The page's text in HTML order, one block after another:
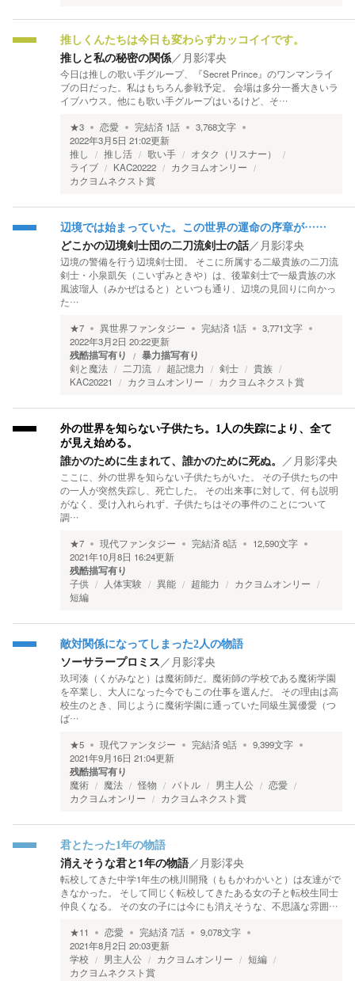
推しくんたちは今日も変わらずカッコイイです。
推しと私の秘密の関係／ 月影澪央
今日は推しの歌い手グループ、『Secret Prince』のワンマンライ
ブの日だった。私はもちろん参戦予定。 会場は多分一番大きいラ
イブハウス。他にも歌い手グループはいるけど、そ…
★3 恋愛 完結済 1話 3,768文字
2022年3月5日 21:02更新
推し
推し活 歌い手
オタク（リスナー）
ライブ
KAC20222
カクヨムオンリー
カクヨムネクスト賞
辺境では始まっていた。この世界の運命の序章が……
どこかの辺境剣士団の二刀流剣士の話／ 月影澪央
辺境の警備を行う辺境剣士団。 そこに所属する二級貴族の二刀流
剣士・小泉凱矢（こいずみときや）は、後輩剣士で一級貴族の水
風波瑠人（みかぜはると）といつも通り、辺境の見回りに向かっ
た…
★7 異世界ファンタジー 完結済 1話 3,771文字
2022年3月2日 20:22更新
残酷描写有り 暴力描写有り
剣と魔法 二刀流 超記憶力 剣士
貴族
KAC20221
カクヨムオンリー カクヨムネクスト賞
外の世界を知らない子供たち。1人の失踪により、全て
が見え始める。
誰かのために生まれて、誰かのために死ぬ。 ／ 月影澪央
ここに、外の世界を知らない子供たちがいた。 その子供たちの中
の一人が突然失踪し、死亡した。 その出来事に対して、何も説明
がなく、受け入れられず、子供たちはその事件のことについて
調…
★7 現代ファンタジー 完結済8話 12,590文字
2021年10月8日 16:24更新
残酷描写有り
子供 人体実験 異能 超能力
カクヨムオンリー
短編
敵対関係になってしまった2人の物語
ソーサラープロミス／ 月影澪央
玖珂湊（くがみなと）は魔術師だ。魔術師の学校である魔術学園
を卒業し、大人になった今でもこの仕事を選んだ。 その理由は高
校生のとき、同じように魔術学園に通っていた同級生翼優愛（つ
ば…
★5 現代ファンタジー 完結済9話 9,399文字
2021年9月16日 21:04更新
残酷描写有り
魔術 魔法 怪物 バトル 男主人公
恋愛
カクヨムオンリー
カクヨムネクスト賞
君とたった1年の物語
消えそうな君と1年の物語／ 月影澪央
転校してきた中学1年生の桃川開飛（ももかわかいと）は友達がで
きなかった。 そして同じく転校してきたある女の子と転校生同士
仲良くなる。 その女の子には今にも消えそうな、不思議な雰囲…
★11 恋愛 完結済7話 9,078文字
2021年8月2日 20:03更新
学校
男主人公 カクヨムオンリー
短編
カクヨムネクスト賞